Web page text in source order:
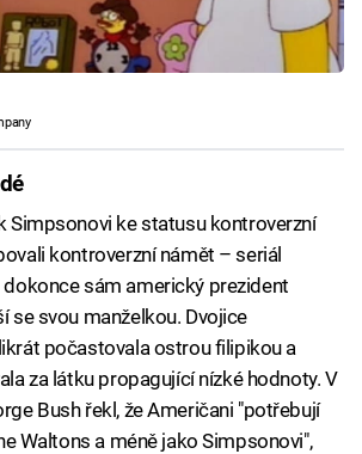
Simpsonovi ke statusu kontroverzní
kontroverzní námět – seriál
sám americký prezident
se svou manželkou. Dvojice
počastovala ostrou filipikou a
za látku propagující nízké hodnoty. V
Bush řekl, že Američani "potřebují
Waltons a méně jako Simpsonovi",